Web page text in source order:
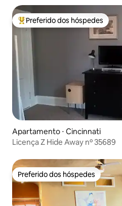
Entre os melhores preferidos
Preferido dos hóspedes
Apartamento ⋅ Cincinnati
Licença Z Hide Away nº 35689
Preferido dos hóspedes
Preferido dos hóspedes